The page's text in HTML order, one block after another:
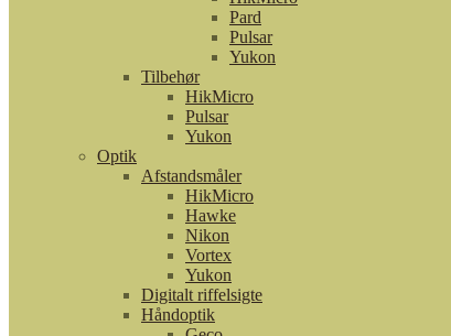
Pard
Pulsar
Yukon
Tilbehør
HikMicro
Pulsar
Yukon
Optik
Afstandsmåler
HikMicro
Hawke
Nikon
Vortex
Yukon
Digitalt riffelsigte
Håndoptik